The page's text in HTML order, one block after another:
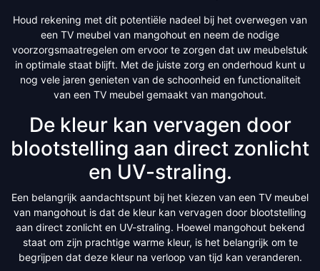
Houd rekening met dit potentiële nadeel bij het overwegen van
een TV meubel van mangohout en neem de nodige
voorzorgsmaatregelen om ervoor te zorgen dat uw meubelstuk
in optimale staat blijft. Met de juiste zorg en onderhoud kunt u
nog vele jaren genieten van de schoonheid en functionaliteit
van een TV meubel gemaakt van mangohout.
De kleur kan vervagen door
blootstelling aan direct zonlicht
en UV-straling.
Een belangrijk aandachtspunt bij het kiezen van een TV meubel
van mangohout is dat de kleur kan vervagen door blootstelling
aan direct zonlicht en UV-straling. Hoewel mangohout bekend
staat om zijn prachtige warme kleur, is het belangrijk om te
begrijpen dat deze kleur na verloop van tijd kan veranderen.